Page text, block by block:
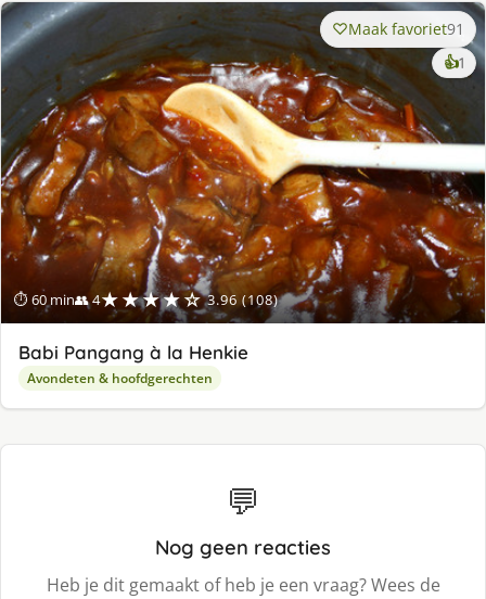
⏱ 60 min👥 4★★★★☆ 3.96 (108)
Maak favoriet91
👍1
Babi Pangang à la Henkie
Avondeten & hoofdgerechten
💬
Nog geen reacties
Heb je dit gemaakt of heb je een vraag? Wees de